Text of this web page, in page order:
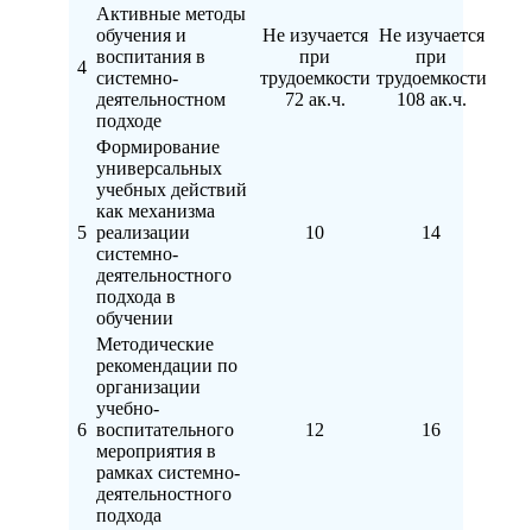
4
Активные методы
обучения и
воспитания в
системно-
деятельностном
подходе
Не изучается
при
трудоемкости
72 ак.ч.
Не изучается
при
трудоемкости
108 ак.ч.
5
Формирование
универсальных
учебных действий
как механизма
реализации
системно-
деятельностного
подхода в
обучении
10 14
6
Методические
рекомендации по
организации
учебно-
воспитательного
мероприятия в
рамках системно-
деятельностного
подхода
12 16